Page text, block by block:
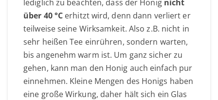
lediglich zu beachten, dass der Honig nicht
über 40 °C erhitzt wird, denn dann verliert er
teilweise seine Wirksamkeit. Also z.B. nicht in
sehr heißen Tee einrühren, sondern warten,
bis angenehm warm ist. Um ganz sicher zu
gehen, kann man den Honig auch einfach pur
einnehmen. Kleine Mengen des Honigs haben
eine große Wirkung, daher hält sich ein Glas